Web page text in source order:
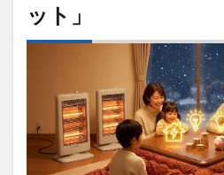
倒す
的メ
リッ
ト」
1.1
ット」